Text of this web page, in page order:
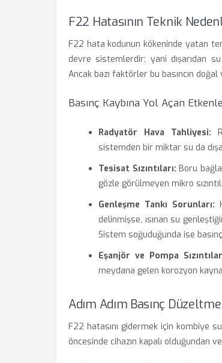
F22 Hatasının Teknik
F22 hata kodunun kökeninde yatan
devre sistemlerdir; yani dışarıdan
Ancak bazı faktörler bu basıncın
Basınç Kaybına Yol Açan
Radyatör Hava Tahliyesi:
sistemden bir miktar su da
Tesisat Sızıntıları: Boru
gözle görülmeyen mikro
Genleşme Tankı Sorunları:
delinmişse, ısınan su
Sistem soğuduğunda ise
Eşanjör ve Pompa
meydana gelen korozyon
Adım Adım Basınç
F22 hatasını gidermek için kombiye
öncesinde cihazın kapalı olduğundan